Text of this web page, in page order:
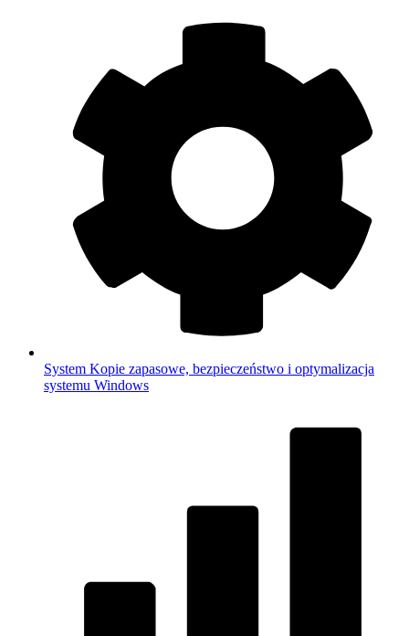
System Kopie zapasowe, bezpieczeństwo i optymalizacja
systemu Windows